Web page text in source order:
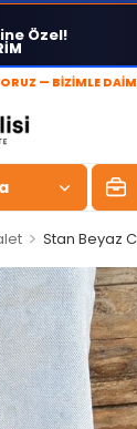
Özel!
BİZİMLE DAİMA
> Stan Beyaz